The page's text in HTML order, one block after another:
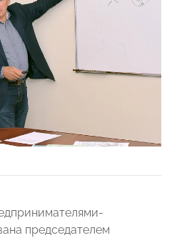
председателем